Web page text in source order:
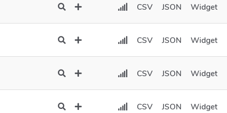
CSV JSON Widget
CSV JSON Widget
CSV JSON Widget
CSV JSON Widget